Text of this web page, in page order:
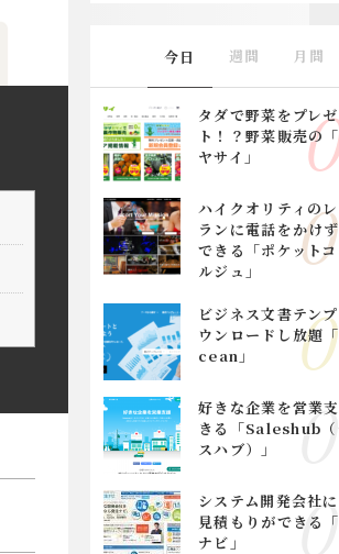
今日 週間 月間
タダで野菜をプレ
ト！？野菜販売の
ヤサイ」
ハイクオリティの
ランに電話をかけ
できる「ポケット
ルジュ」
ビジネス文書テン
ウンロードし放題
cean」
好きな企業を営業
きる「Saleshub（
スハブ）」
システム開発会社
見積もりができる
ナビ」